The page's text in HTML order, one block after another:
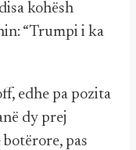
kohësh
“Trumpi i ka
edhe pa pozita
dy prej
pas